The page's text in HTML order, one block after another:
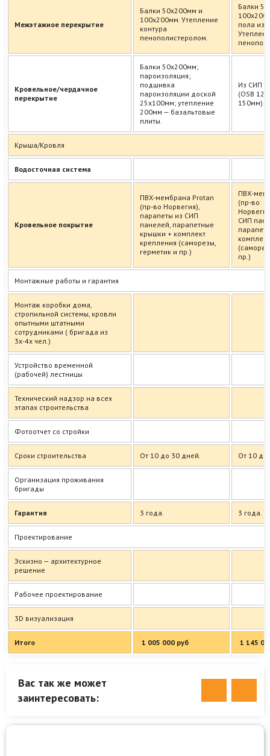
Межэтажное перекрытие
Балки 50х200мм и
100х200мм. Утепление
контура
пенополистеролом.
Балки
100х200
пола из
Кровельное/чердачное
перекрытие
Балки 50х200мм;
пароизоляция;
подшивка
пароизоляции доской
25х100мм; утепление
200мм — базальтовые
плиты.
Из СИП
(OSB
150мм)
Крыша/Кровля
Водосточная система
Кровельное покрытие
ПВХ-мембрана Protan
(пр-во Норвегия),
парапеты из СИП
панелей, парапетные
крышки + комплект
крепления (саморезы,
герметик и пр.)
ПВХ-
(пр-во
СИП
пр.)
Монтажные работы и гарантия
Монтаж коробки дома,
стропильной системы, кровли
опытными штатными
сотрудниками ( бригада из
3х-4х чел.)
Устройство временной
(рабочей) лестницы
Технический надзор на всех
этапах строительства
Фотоотчет со стройки
Сроки строительства От 10 до 30 дней. От 10 до
Организация проживания
бригады
Гарантия 3 года. 3 года.
Проектирование
Эскизно — архитектурное
решение
Рабочее проектирование
3D визуализация
Итого 1 005 000 руб 1 145
Вас так же может
заинтересовать: